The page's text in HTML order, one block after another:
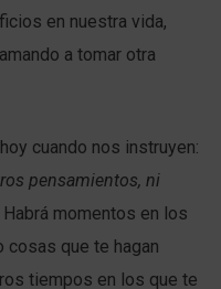
en nuestra vida,
a tomar otra
cuando nos instruyen:
pensamientos, ni
Habrá momentos en los
cosas que te hagan
tiempos en los que te